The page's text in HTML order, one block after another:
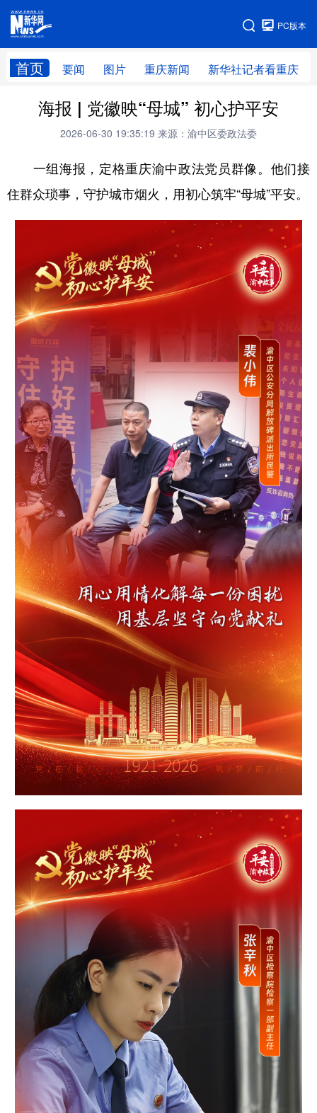
PC版本
首页 要闻 图片 重庆新闻 新华社记者看重庆
网站地图
海报 | 党徽映“母城” 初心护平安
2026-06-30 19:35:19 来源：渝中区委政法委
一组海报，定格重庆渝中政法党员群像。他们接
住群众琐事，守护城市烟火，用初心筑牢“母城”平安。